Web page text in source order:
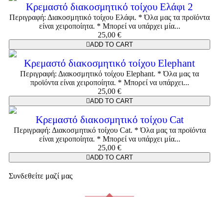
Κρεμαστό διακοσμητικό τοίχου Ελάφι 2
Περιγραφή: Διακοσμητικό τοίχου Ελάφι. * Όλα μας τα προϊόντα
είναι χειροποίητα. * Μπορεί να υπάρχει μία...
25,00 €
ADD TO CART
Κρεμαστό διακοσμητικό τοίχου Elephant
Περιγραφή: Διακοσμητικό τοίχου Elephant. * Όλα μας τα
προϊόντα είναι χειροποίητα. * Μπορεί να υπάρχει...
25,00 €
ADD TO CART
Κρεμαστό διακοσμητικό τοίχου Cat
Περιγραφή: Διακοσμητικό τοίχου Cat. * Όλα μας τα προϊόντα
είναι χειροποίητα. * Μπορεί να υπάρχει μία...
25,00 €
ADD TO CART
Συνδεθείτε μαζί μας